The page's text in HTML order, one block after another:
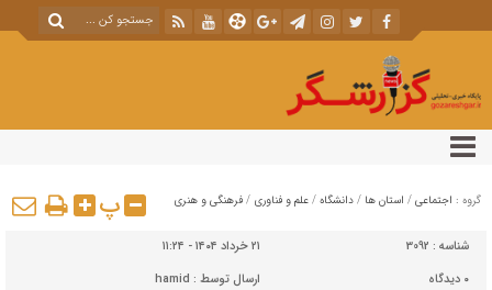
گروه : اجتماعی / استان ها / دانشگاه / علم و فناوری / فرهنگی و هنری پ
شناسه : 3092
۲۱ خرداد ۱۴۰۴ - ۱۱:۲۴
۰ دیدگاه ارسال توسط : hamid